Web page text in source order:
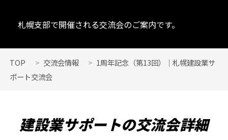
札幌支部で開催される交流会のご案内です。
TOP 交流会情報
1周年記念（第13回）｜札幌建設業サ
ポート交流会
建設業サポートの交流会詳細